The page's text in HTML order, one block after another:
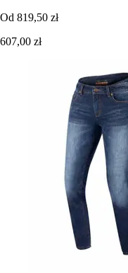
Od 819,50 zł
607,00 zł